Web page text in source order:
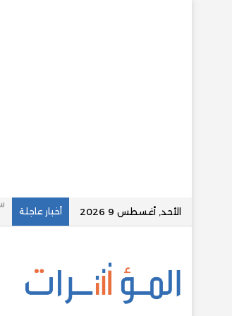
الأحد, أغسطس 9 2026 أخبار عاجلة